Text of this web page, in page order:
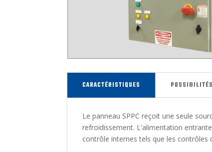
CARACTÉRISTIQUES POSSIBILITÉS
Le panneau SPPC reçoit une seule
refroidissement. L'alimentation
contrôle internes tels que les contrôles